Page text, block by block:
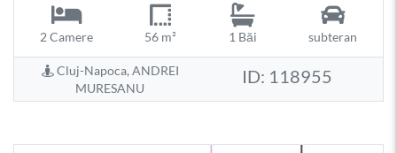
2 Camere 56 m² 1 Băi subteran
Cluj-Napoca, ANDREI
MURESANU
ID: 118955